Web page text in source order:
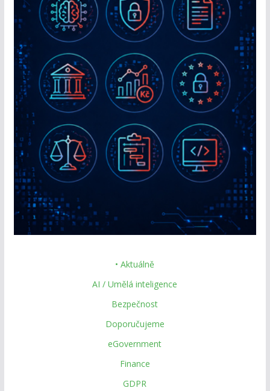
• Aktuálně
AI / Umělá inteligence
Bezpečnost
Doporučujeme
eGovernment
Finance
GDPR